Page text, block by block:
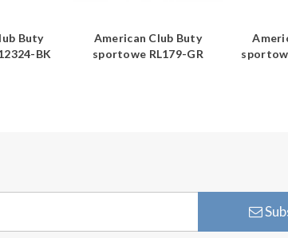
Buty
BK
American Club Buty
sportowe RL179-GR